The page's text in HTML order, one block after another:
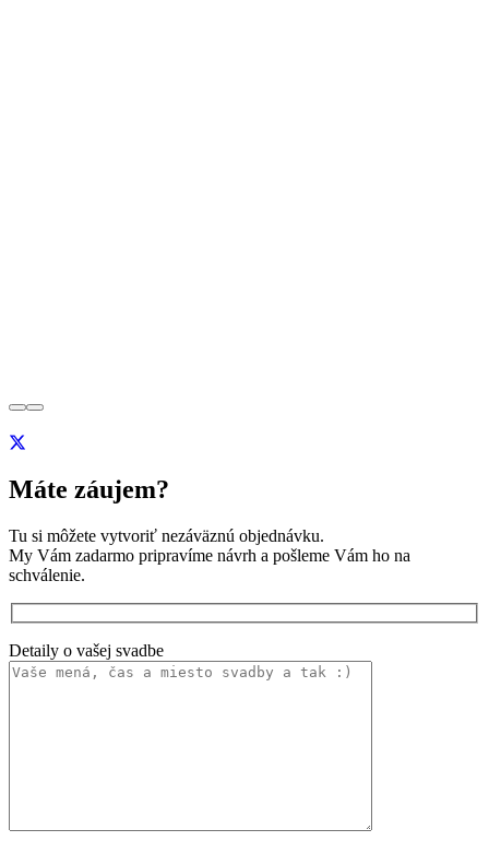
Máte záujem?
Tu si môžete vytvoriť nezáväznú objednávku.
My Vám zadarmo pripravíme návrh a pošleme Vám ho na
schválenie.
Detaily o vašej svadbe